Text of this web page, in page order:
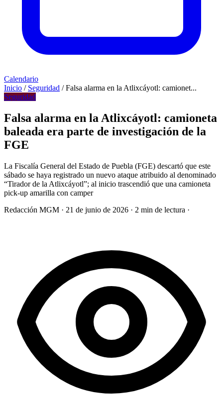
Calendario
Inicio / Seguridad / Falsa alarma en la Atlixcáyotl: camionet...
Seguridad
Falsa alarma en la Atlixcáyotl: camioneta
baleada era parte de investigación de la
FGE
La Fiscalía General del Estado de Puebla (FGE) descartó que este
sábado se haya registrado un nuevo ataque atribuido al denominado
“Tirador de la Atlixcáyotl”; al inicio trascendió que una camioneta
pick-up amarilla con camper
Redacción MGM · 21 de junio de 2026 · 2 min de lectura ·